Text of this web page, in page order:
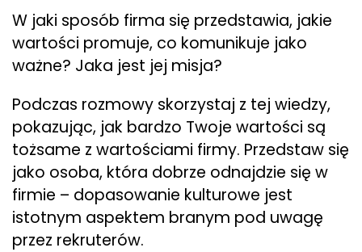
W jaki sposób firma się przedstawia, jakie
wartości promuje, co komunikuje jako
ważne? Jaka jest jej misja?
Podczas rozmowy skorzystaj z tej wiedzy,
pokazując, jak bardzo Twoje wartości są
tożsame z wartościami firmy. Przedstaw się
jako osoba, która dobrze odnajdzie się w
firmie – dopasowanie kulturowe jest
istotnym aspektem branym pod uwagę
przez rekruterów.